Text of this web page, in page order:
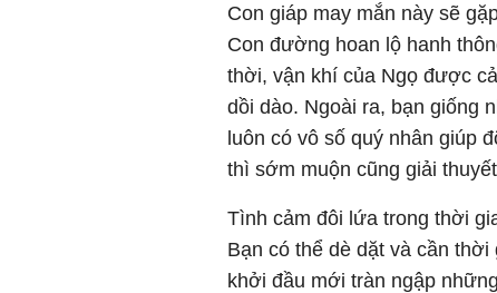
Con giáp may mắn này sẽ
Con đường hoan lộ hanh
thời, vận khí của Ngọ được
dồi dào. Ngoài ra, bạn giống
luôn có vô số quý nhân giúp
thì sớm muộn cũng giải
Tình cảm đôi lứa trong thời
Bạn có thể dè dặt và cần
khởi đầu mới tràn ngập